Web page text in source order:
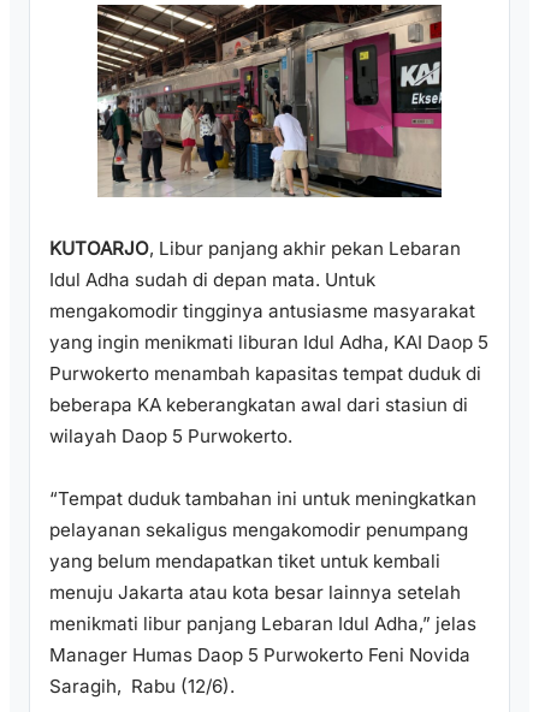
KUTOARJO, Libur panjang akhir pekan Lebaran
Idul Adha sudah di depan mata. Untuk
mengakomodir tingginya antusiasme masyarakat
yang ingin menikmati liburan Idul Adha, KAI Daop 5
Purwokerto menambah kapasitas tempat duduk di
beberapa KA keberangkatan awal dari stasiun di
wilayah Daop 5 Purwokerto.
“Tempat duduk tambahan ini untuk meningkatkan
pelayanan sekaligus mengakomodir penumpang
yang belum mendapatkan tiket untuk kembali
menuju Jakarta atau kota besar lainnya setelah
menikmati libur panjang Lebaran Idul Adha,” jelas
Manager Humas Daop 5 Purwokerto Feni Novida
Saragih, Rabu (12/6).